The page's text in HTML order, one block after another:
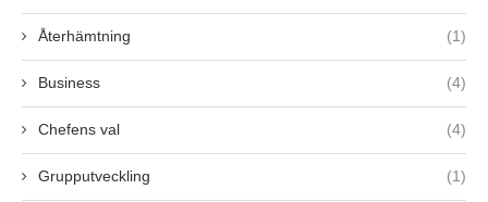
Återhämtning (1)
Business (4)
Chefens val (4)
Grupputveckling (1)